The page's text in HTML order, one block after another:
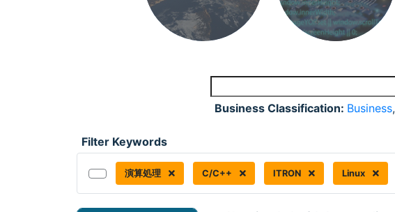
Business Classification: Business,
Filter Keywords
演算処理 C/C++ ITRON Linux